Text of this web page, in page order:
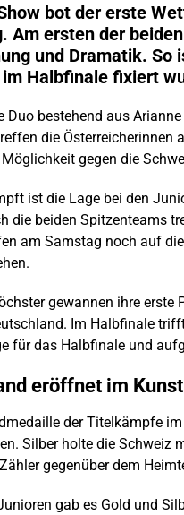
bot der erste
Am ersten der
und Dramatik. So
Halbfinale fixiert
Duo bestehend aus
die Österreicherinnen
gegen die
ist die Lage bei den
die beiden Spitzenteams
am Samstag noch auf
gewannen ihre
Im Halbfinale
für das Halbfinale und
eröffnet im
der Titelkämpfe
Silber holte die Schweiz
gegenüber dem
gab es Gold und